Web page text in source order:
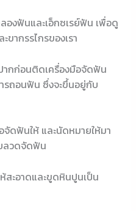
งฟันและเอ็กซเรย์ฟัน เพื่อดู
ากรรไกรของเรา
ากก่อนติดเครื่องมือจัดฟัน
รถอนฟัน ซึ่งจะขึ้นอยู่กับ
ดฟันให้ และนัดหมายให้มา
ลวดจัดฟัน
สะอาดและขูดหินปูนเป็น